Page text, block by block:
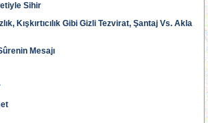
Sihir
Kışkırtıcılık Gibi Gizli Tezvirat, Şantaj Vs. Akla
Mesajı